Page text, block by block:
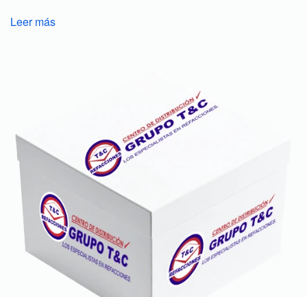
Leer más